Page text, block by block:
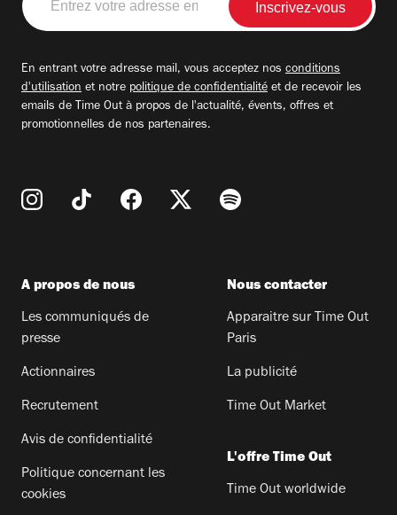
votre
adresse
En entrant votre adresse mail, vous acceptez nos conditions
d'utilisation et notre politique de confidentialité et de recevoir les
emails de Time Out à propos de l'actualité, évents, offres et
promotionnelles de nos partenaires.
A propos de nous
Les communiqués de
presse
Actionnaires
Recrutement
Avis de confidentialité
Politique concernant les
cookies
Nous contacter
Apparaitre sur Time Out
Paris
La publicité
Time Out Market
L'offre Time Out
Time Out worldwide